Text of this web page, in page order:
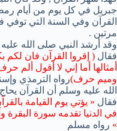
جبريل في كل يوم من أيام
القرآن وفي السنة التي توفي
مرتين .
وقد أرشد النبي صلى الله
فقال ( إقروا القرآن فان
أمثالها أما إني لا أقول
وميم حرف)رواه الترمذي
الله عليه وسلم أن القرآن
فقال « يؤتي يوم القيامة
في الدنيا تقدمه سورة
» رواه مسلم